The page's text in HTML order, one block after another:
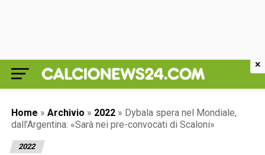
Home » Archivio » 2022 » Dybala spera nel Mondiale,
dall’Argentina: «Sarà nei pre-convocati di Scaloni»
2022
×